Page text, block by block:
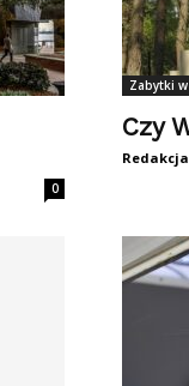
0
Zabytki w
Czy
Redakcja